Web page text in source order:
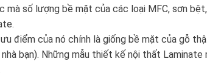
mà số lượng bề mặt của các loại MFC, sơn
điểm của nó chính là giống bề mặt của gỗ
bạn). Những mẫu thiết kế nội thất Laminate